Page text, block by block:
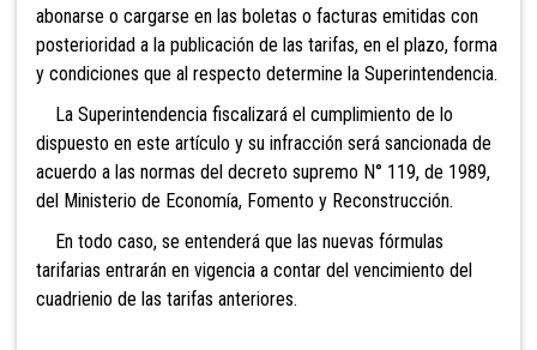
abonarse o cargarse en las boletas o facturas emitidas con
posterioridad a la publicación de las tarifas, en el plazo, forma
y condiciones que al respecto determine la Superintendencia.
La Superintendencia fiscalizará el cumplimiento de lo
dispuesto en este artículo y su infracción será sancionada de
acuerdo a las normas del decreto supremo N° 119, de 1989,
del Ministerio de Economía, Fomento y Reconstrucción.
En todo caso, se entenderá que las nuevas fórmulas
tarifarias entrarán en vigencia a contar del vencimiento del
cuadrienio de las tarifas anteriores.